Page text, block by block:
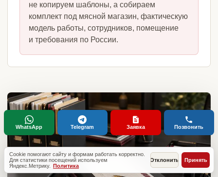
не копируем шаблоны, а собираем
комплект под мясной магазин, фактическую
модель работы, сотрудников, помещение
и требования по России.
Cookie помогают сайту и формам работать корректно.
Для статистики посещений используем
Яндекс.Метрику. Политика
Отклонить Принять
WhatsApp Telegram Заявка Позвонить